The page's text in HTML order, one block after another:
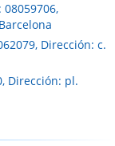
Dirección: c.
Dirección: pl.